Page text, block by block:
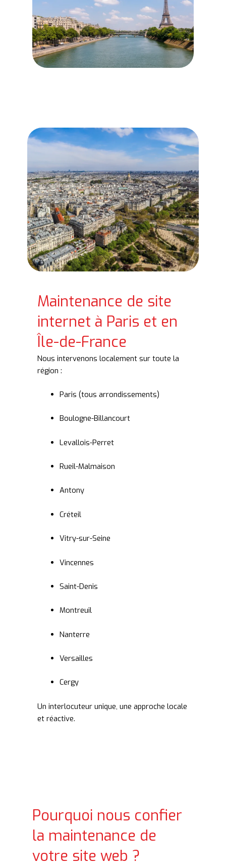
Maintenance de site
internet à Paris et en
Île-de-France
Nous intervenons localement sur toute la
région :
Paris (tous arrondissements)
Boulogne-Billancourt
Levallois-Perret
Rueil-Malmaison
Antony
Créteil
Vitry-sur-Seine
Vincennes
Saint-Denis
Montreuil
Nanterre
Versailles
Cergy
Un interlocuteur unique, une approche locale
et réactive.
Pourquoi nous confier
la maintenance de
votre site web ?